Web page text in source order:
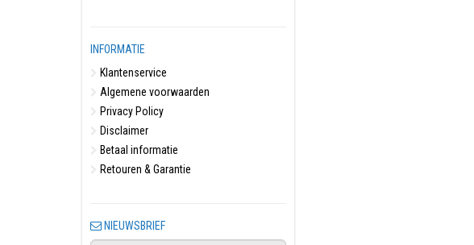
INFORMATIE
Klantenservice
Algemene voorwaarden
Privacy Policy
Disclaimer
Betaal informatie
Retouren & Garantie
NIEUWSBRIEF